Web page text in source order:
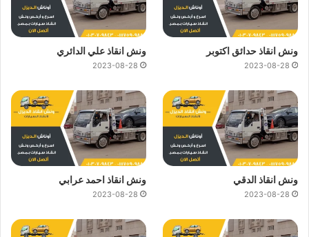
ونش انقاذ حدائق اكتوبر
2023-08-28
ونش انقاذ علي الدائري
2023-08-28
ونش انقاذ الدقي
2023-08-28
ونش انقاذ احمد عرابي
2023-08-28